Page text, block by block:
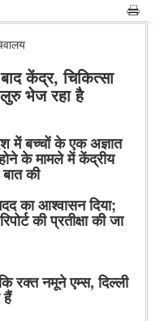
केंद्र, चिकित्सा
भेज रहा है
में बच्चों के एक अज्ञात
के मामले में केंद्रीय
की
का आश्वासन दिया;
की प्रतीक्षा की जा
रक्त नमूने एम्स, दिल्ली